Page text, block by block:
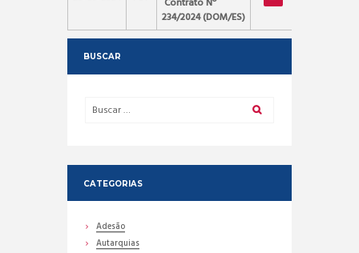
234/2024 (DOM/ES)
BUSCAR
CATEGORIAS
Adesão
Autarquias